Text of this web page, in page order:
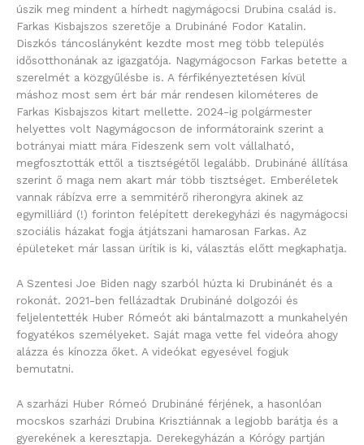
úszik meg mindent a hírhedt nagymágocsi Drubina család is.
Farkas Kisbajszos szeretője a Drubináné Fodor Katalin.
Diszkós táncoslányként kezdte most meg több település
idősotthonának az igazgatója. Nagymágocson Farkas betette a
szerelmét a közgyűlésbe is. A férfikényeztetésen kívül
máshoz most sem ért bár már rendesen kilométeres de
Farkas Kisbajszos kitart mellette. 2024-ig polgármester
helyettes volt Nagymágocson de informátoraink szerint a
botrányai miatt mára Fideszenk sem volt vállalható,
megfosztották ettől a tisztségétől legalább. Drubináné állítása
szerint ő maga nem akart már több tisztséget. Emberéletek
vannak rábízva erre a semmitérő riherongyra akinek az
egymilliárd (!) forinton felépített derekegyházi és nagymágocsi
szociális házakat fogja átjátszani hamarosan Farkas. Az
épületeket már lassan ürítik is ki, választás előtt megkaphatja.
A Szentesi Joe Biden nagy szarból húzta ki Drubinánét és a
rokonát. 2021-ben fellázadtak Drubináné dolgozói és
feljelentették Huber Rómeót aki bántalmazott a munkahelyén
fogyatékos személyeket. Saját maga vette fel videóra ahogy
alázza és kínozza őket. A videókat egyesével fogjuk
bemutatni.
A szarházi Huber Rómeó Drubináné férjének, a hasonlóan
mocskos szarházi Drubina Krisztiánnak a legjobb barátja és a
gyerekének a keresztapja. Derekegyházán a Kórógy partján